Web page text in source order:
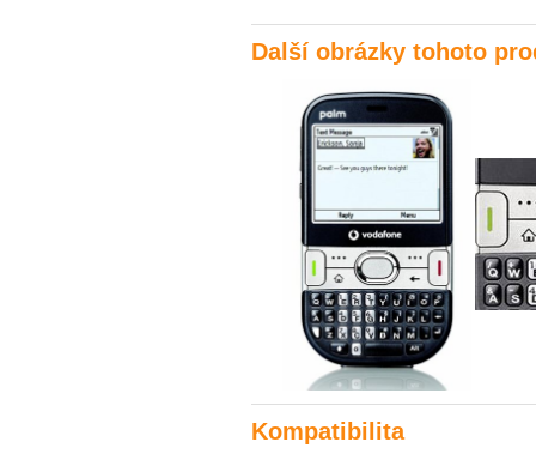
Další obrázky tohoto
Kompatibilita